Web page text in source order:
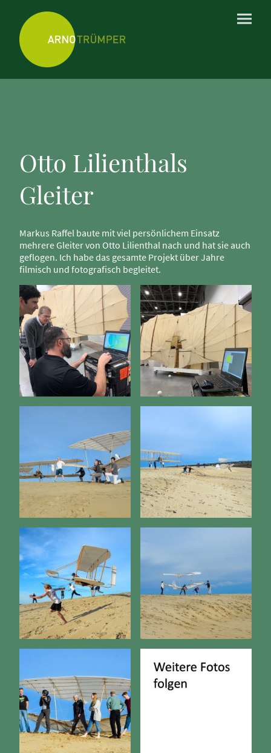
Otto Lilienthals
Gleiter
Markus Raffel baute mit viel persönlichem Einsatz
mehrere Gleiter von Otto Lilienthal nach und hat sie auch
geflogen. Ich habe das gesamte Projekt über Jahre
filmisch und fotografisch begleitet.